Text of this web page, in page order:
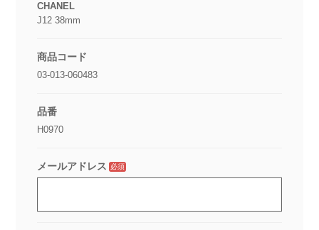
CHANEL
J12 38mm
商品コード
03-013-060483
品番
H0970
メールアドレス 必須